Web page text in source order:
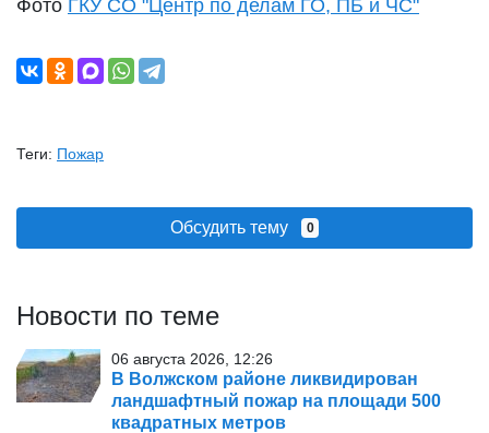
Фото ГКУ СО "Центр по делам ГО, ПБ и ЧС"
Теги: Пожар
Обсудить тему 0
Новости по теме
06 августа 2026, 12:26
В Волжском районе ликвидирован
ландшафтный пожар на площади 500
квадратных метров